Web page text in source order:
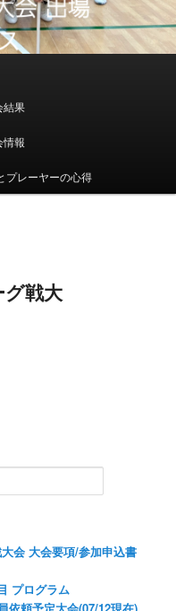
結果
情報
プレーヤーの心得
戦大
会 大会要項/参加申込書
プログラム